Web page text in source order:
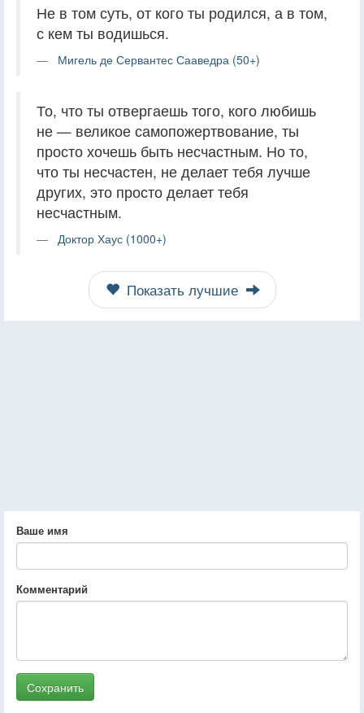
Не в том суть, от кого ты родился, а в том,
с кем ты водишься.
Мигель де Сервантес Сааведра (50+)
То, что ты отвергаешь того, кого любишь
не — великое самопожертвование, ты
просто хочешь быть несчастным. Но то,
что ты несчастен, не делает тебя лучше
других, это просто делает тебя
несчастным.
Доктор Хаус (1000+)
Показать лучшие
Ваше имя
Комментарий
Сохранить